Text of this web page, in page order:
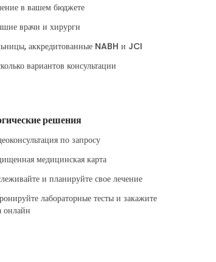
в вашем бюджете
врачи и хирурги
аккредитованные NABH и JCI
вариантов консультации
решения
по запросу
медицинская карта
и планируйте свое лечение
лабораторные тесты и закажите
онлайн